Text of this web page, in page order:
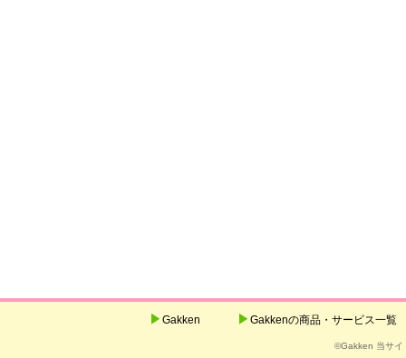
Gakken Gakkenの商品・サービス一覧
©Gakken 当サイ